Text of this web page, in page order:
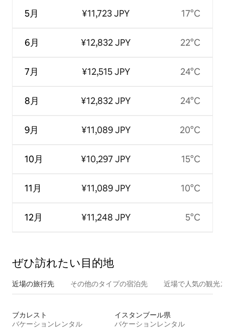
5月
6月
7月
8月
9月
10月
11月
12月
¥11,723 JPY
¥12,832 JPY
¥12,515 JPY
¥12,832 JPY
¥11,089 JPY
¥10,297 JPY
¥11,089 JPY
¥11,248 JPY
17°C
22°C
24°C
24°C
20°C
15°C
10°C
5°C
ぜひ訪⁠れ⁠た⁠い目⁠的⁠地
近場の旅行先 その他のタ⁠イ⁠プ⁠の宿⁠泊⁠先 近場で人気の観光
ブカレスト
バケーションレンタル
イスタンブール県
バケーションレンタル